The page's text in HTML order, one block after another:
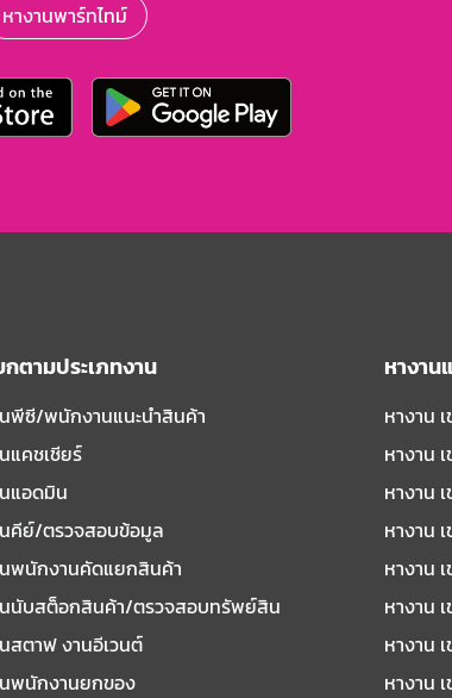
หางานพาร์ทไทม์
ตามประเภทงาน
พีซี/พนักงานแนะนําสินค้า
แคชเชียร์
แอดมิน
คีย์/ตรวจสอบข้อมูล
นพนักงานคัดแยกสินค้า
นนับสต็อกสินค้า/ตรวจสอบทรัพย์สิน
สตาฟ งานอีเวนต์
พนักงานยกของ
หางาน
หางาน
หางาน
หางาน
หางาน
หางาน
หางาน
หางาน
หางาน